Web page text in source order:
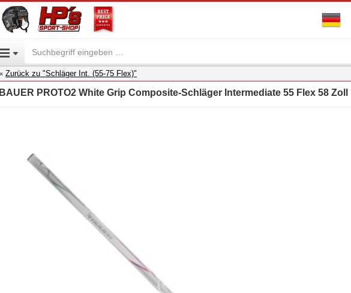
Zurück zu "Schläger Int. (55-75 Flex)"
BAUER PROTO2 White Grip Composite-Schläger Intermediate 55 Flex 58 Zoll